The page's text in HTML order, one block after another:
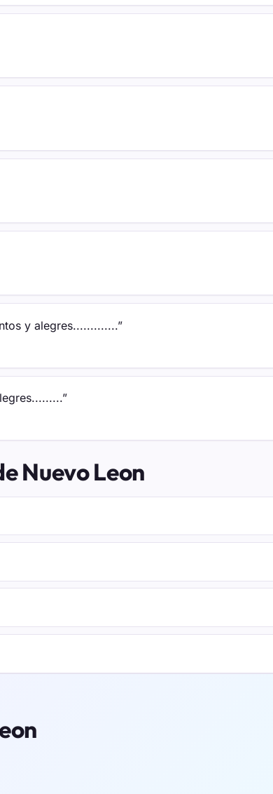
y alegres.............”
Nuevo Leon